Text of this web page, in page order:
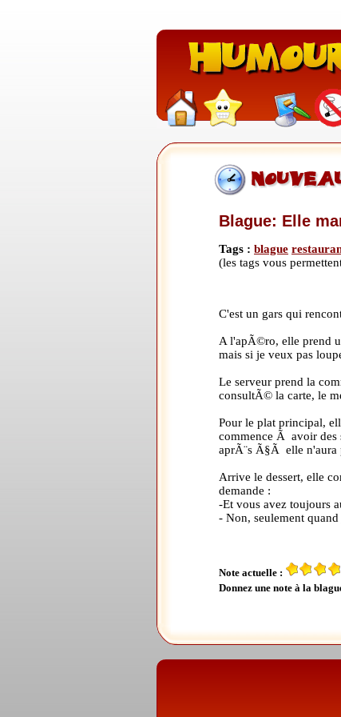
Blague: Elle
Tags : blague
(les tags vous
C'est un gars qui
A l'apÃ©ro, elle prend
mais si je veux pas
Le serveur prend la
consultÃ© la carte, le
Pour le plat principal,
commence Ã avoir des
aprÃ¨s Ã§Ã elle n'aura
Arrive le dessert, elle
demande :
-Et vous avez toujours
- Non, seulement
Note actuelle :
Donnez une note à la